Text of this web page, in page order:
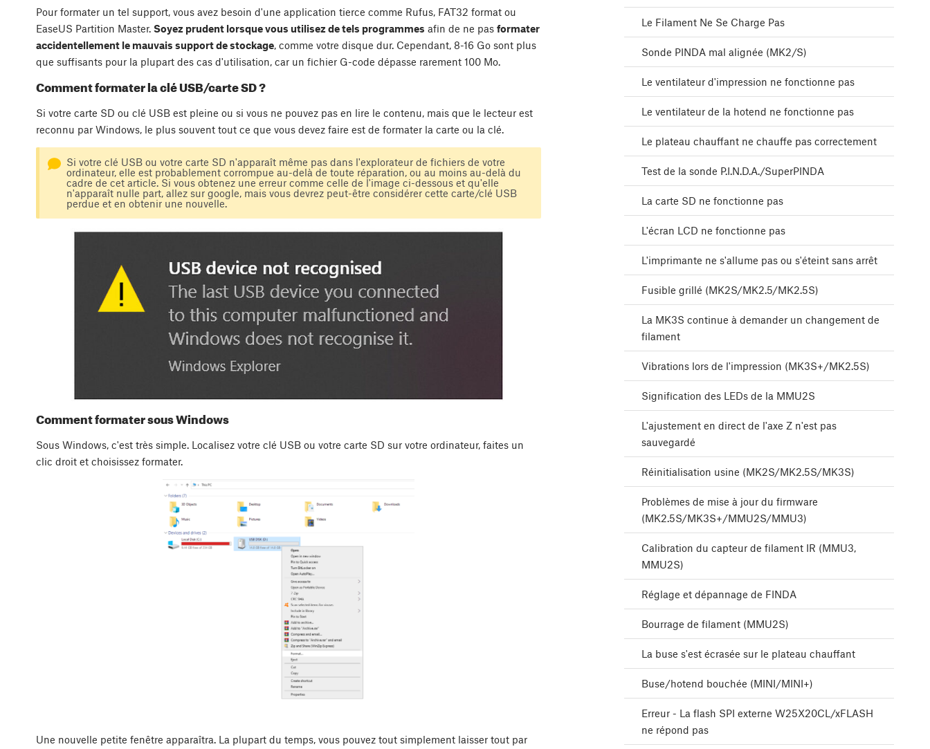
Pour formater un tel support, vous avez besoin d'une application tierce comme Rufus, FAT32 format ou
EaseUS Partition Master. Soyez prudent lorsque vous utilisez de tels programmes afin de ne pas formater
accidentellement le mauvais support de stockage, comme votre disque dur. Cependant, 8-16 Go sont plus
que suffisants pour la plupart des cas d'utilisation, car un fichier G-code dépasse rarement 100 Mo.
Comment formater la clé USB/carte SD ?
Si votre carte SD ou clé USB est pleine ou si vous ne pouvez pas en lire le contenu, mais que le lecteur est
reconnu par Windows, le plus souvent tout ce que vous devez faire est de formater la carte ou la clé.
Si votre clé USB ou votre carte SD n'apparaît même pas dans l'explorateur de fichiers de votre
ordinateur, elle est probablement corrompue au-delà de toute réparation, ou au moins au-delà du
cadre de cet article. Si vous obtenez une erreur comme celle de l'image ci-dessous et qu'elle
n'apparaît nulle part, allez sur google, mais vous devrez peut-être considérer cette carte/clé USB
perdue et en obtenir une nouvelle.
Comment formater sous Windows
Sous Windows, c'est très simple. Localisez votre clé USB ou votre carte SD sur votre ordinateur, faites un
clic droit et choisissez formater.
Une nouvelle petite fenêtre apparaîtra. La plupart du temps, vous pouvez tout simplement laisser tout par
Le Filament Ne Se Charge Pas
Sonde PINDA mal alignée (MK2/S)
Le ventilateur d'impression ne fonctionne pas
Le ventilateur de la hotend ne fonctionne pas
Le plateau chauffant ne chauffe pas correctement
Test de la sonde P.I.N.D.A./SuperPINDA
La carte SD ne fonctionne pas
L'écran LCD ne fonctionne pas
L'imprimante ne s'allume pas ou s'éteint sans arrêt
Fusible grillé (MK2S/MK2.5/MK2.5S)
La MK3S continue à demander un changement de
filament
Vibrations lors de l'impression (MK3S+/MK2.5S)
Signification des LEDs de la MMU2S
L'ajustement en direct de l'axe Z n'est pas
sauvegardé
Réinitialisation usine (MK2S/MK2.5S/MK3S)
Problèmes de mise à jour du firmware
(MK2.5S/MK3S+/MMU2S/MMU3)
Calibration du capteur de filament IR (MMU3,
MMU2S)
Réglage et dépannage de FINDA
Bourrage de filament (MMU2S)
La buse s'est écrasée sur le plateau chauffant
Buse/hotend bouchée (MINI/MINI+)
Erreur - La flash SPI externe W25X20CL/xFLASH
ne répond pas